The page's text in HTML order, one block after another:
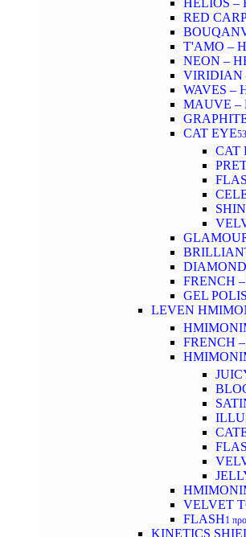
HELIOS –
RED
T'AMO –
NEON –
VIRIDIAN
WAVES –
MAUVE –
CAT EYE
CAT
FRENCH
GEL
LEVEN
FRENCH
VELVET
FLASH1
KINETICS